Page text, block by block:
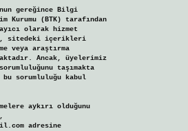
gereğince Bilgi
(BTK) tarafından
olarak hizmet
sitedeki içerikleri
veya araştırma
Ancak, üyelerimiz
taşımakta
sorumluluğu kabul
aykırı olduğunu
adresine